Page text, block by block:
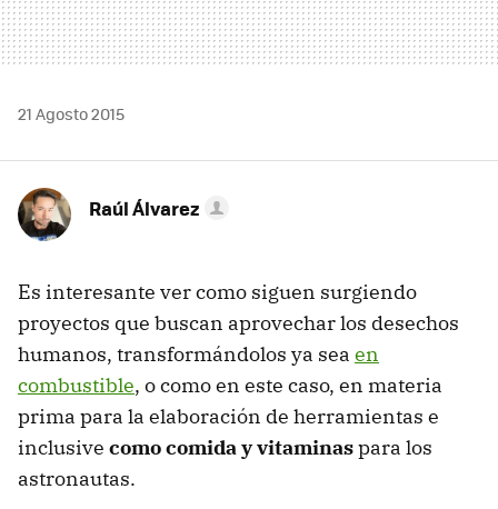
21 Agosto 2015
Raúl Álvarez
Es interesante ver como siguen surgiendo
proyectos que buscan aprovechar los desechos
humanos, transformándolos ya sea en
combustible, o como en este caso, en materia
prima para la elaboración de herramientas e
inclusive como comida y vitaminaspara los
astronautas.